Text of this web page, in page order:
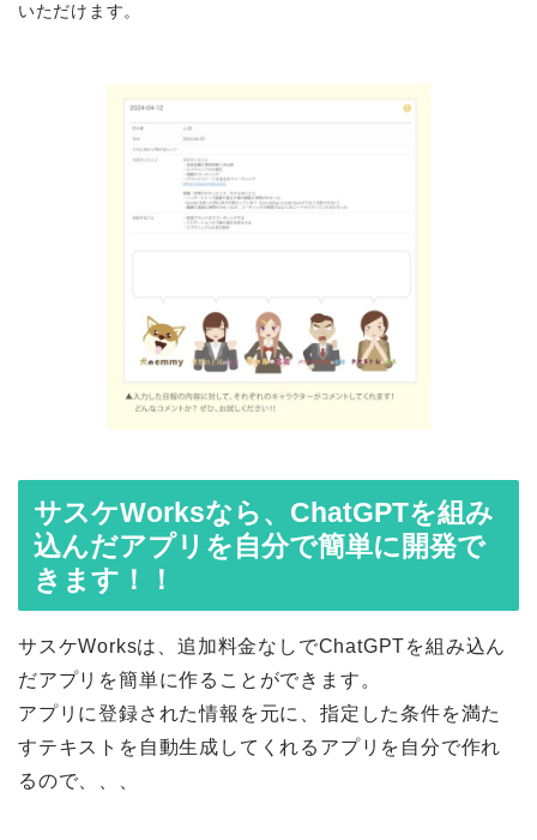
いただけます。
サスケWorksなら、ChatGPTを組み
込んだアプリを自分で簡単に開発で
きます！！
サスケWorksは、追加料金なしでChatGPTを組み込ん
だアプリを簡単に作ることができます。
アプリに登録された情報を元に、指定した条件を満た
すテキストを自動生成してくれるアプリを自分で作れ
るので、、、